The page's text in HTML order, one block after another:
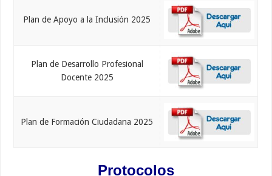
Plan de Apoyo a la Inclusión 2025
Plan de Desarrollo Profesional
Docente 2025
Plan de Formación Ciudadana 2025
Protocolos